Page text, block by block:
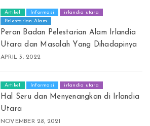
Artikel Informasi
irlandia utara
Pelestarian Alam
Peran Badan Pelestarian Alam Irlandia
Utara dan Masalah Yang Dihadapinya
APRIL 3, 2022
Artikel Informasi irlandia utara
Hal Seru dan Menyenangkan di Irlandia
Utara
NOVEMBER 28, 2021